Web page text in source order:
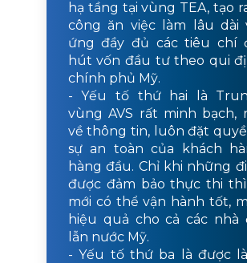
hạ tầng tại vùng TEA, tạo
công ăn việc làm lâu dài
ứng đầy đủ các tiêu chí
hút vốn đầu tư theo qui
chính phủ Mỹ.
- Yếu tố thứ hai là
vùng AVS rất minh bạch,
về thông tin, luôn đặt
sự an toàn của khách
hàng đầu. Chỉ khi những
được đảm bảo thực thi
mới có thể vận hành tốt,
hiệu quả cho cả các nhà
lẫn nước Mỹ.
- Yếu tố thứ ba là được